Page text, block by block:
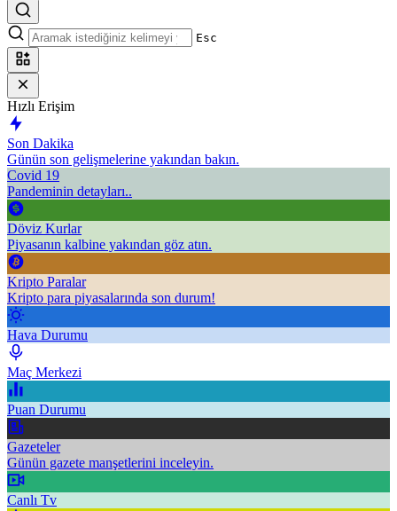
Esc
Hızlı Erişim
Son Dakika
Günün son gelişmelerine yakından bakın.
Covid 19
Pandeminin detayları..
Döviz Kurlar
Piyasanın kalbine yakından göz atın.
Kripto Paralar
Kripto para piyasalarında son durum!
Hava Durumu
Maç Merkezi
Puan Durumu
Gazeteler
Günün gazete manşetlerini inceleyin.
Canlı Tv